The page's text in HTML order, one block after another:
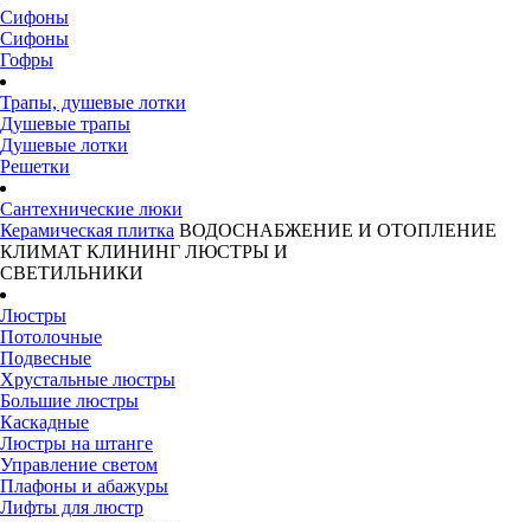
Сифоны
Сифоны
Гофры
Трапы, душевые лотки
Душевые трапы
Душевые лотки
Решетки
Сантехнические люки
Керамическая плитка ВОДОСНАБЖЕНИЕ И ОТОПЛЕНИЕ
КЛИМАТ КЛИНИНГ ЛЮСТРЫ И
СВЕТИЛЬНИКИ
Люстры
Потолочные
Подвесные
Хрустальные люстры
Большие люстры
Каскадные
Люстры на штанге
Управление светом
Плафоны и абажуры
Лифты для люстр